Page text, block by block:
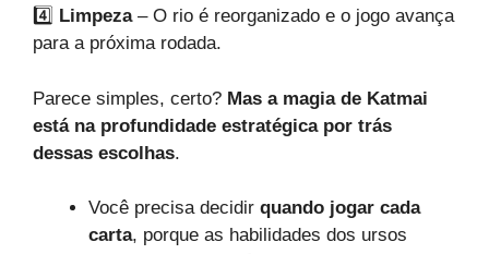
4️⃣ Limpeza– O rio é reorganizado e o jogo avança
para a próxima rodada.
Parece simples, certo? Mas a magia de Katmai
está na profundidade estratégica por trás
dessas escolhas.
Você precisa decidir quando jogar cada
carta, porque as habilidades dos ursos